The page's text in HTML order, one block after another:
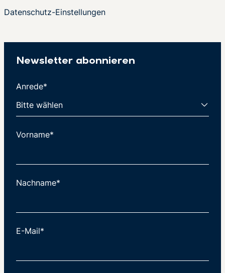
Datenschutz-Einstellungen
Newsletter abonnieren
Anrede*
Vorname*
Nachname*
E-Mail*